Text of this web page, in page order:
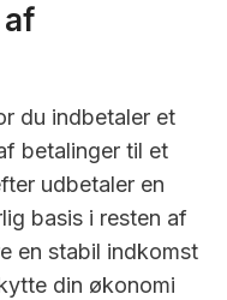
du indbetaler et
betalinger til et
udbetaler en
basis i resten af
en stabil indkomst
din økonomi